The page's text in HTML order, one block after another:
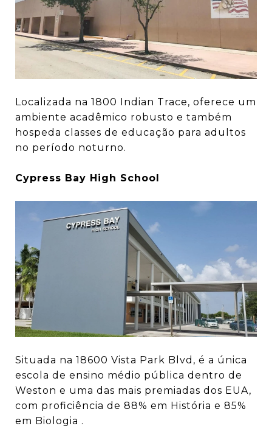
Localizada na 1800 Indian Trace, oferece um
ambiente acadêmico robusto e também
hospeda classes de educação para adultos
no período noturno.
Cypress Bay High School
Situada na 18600 Vista Park Blvd, é a única
escola de ensino médio pública dentro de
Weston e uma das mais premiadas dos EUA,
com proficiência de 88% em História e 85%
em Biologia .